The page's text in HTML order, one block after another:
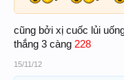
cũng bởi xị cuốc lủi
thắng 3 càng 228
15/11/12